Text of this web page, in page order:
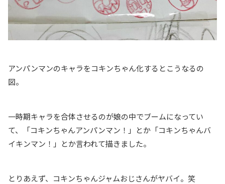
アンパンマンのキャラをコキンちゃん化するとこうなるの
図。
一時期キャラを合体させるのが娘の中でブームになってい
て、「コキンちゃんアンパンマン！」とか「コキンちゃんバ
イキンマン！」とか言われて描きました。
とりあえず、コキンちゃんジャムおじさんがヤバイ。笑